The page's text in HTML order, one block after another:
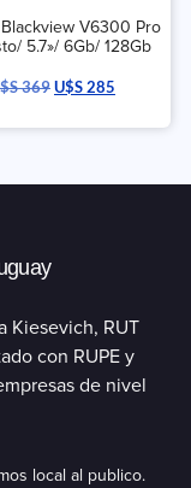
V6300 Pro
5.7»/ 6Gb/ 128Gb
369U$S285
Kiesevich, RUT
con RUPE y
de nivel
local al publico.